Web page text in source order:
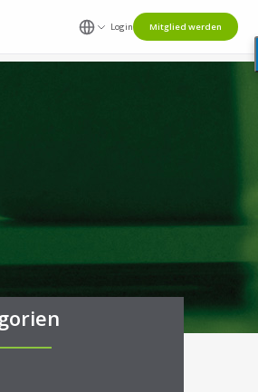
Login Mitglied werden